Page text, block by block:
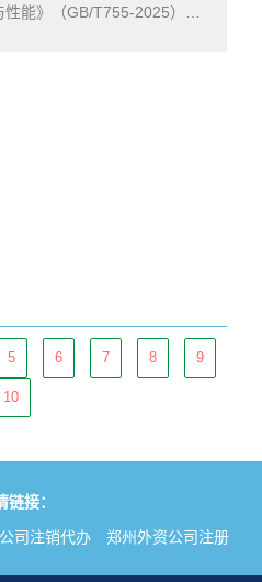
2025）【高清无水印PDF版下载】本文件适用于除IEC60349系列标准所涵盖的轨道机车车辆和公路车辆用旋转电机以外的所有旋转电机。本文件范围内的电机也能符合其他国家标准和IEC标准中经取代、修改或补充的要求,例如IEC60079和IEC60092。
5 6 7 8 9
10
链接：
司注销代办 郑州外资公司注册